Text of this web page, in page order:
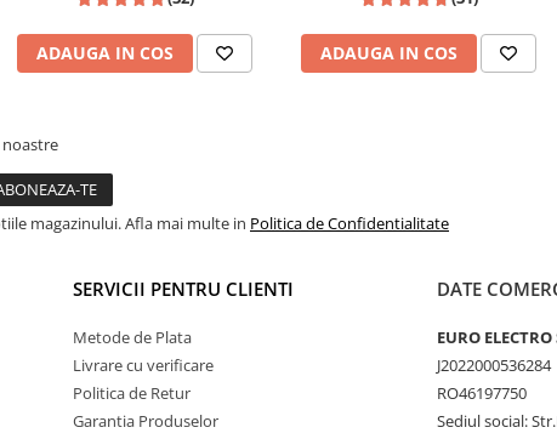
cu unventilator de răcire activ montat
premium asigură disiparea eficientă
și menținând performanța constantă a
Polo, Tiguan, Touran
ADAUGA IN COS
dedicata Golf 5, Golf 6, Jetta,
Passat B6, CC, B7, Polo, Tiguan,
Touran, Skoda, Seat
ADAUGA IN COS
magazinului. Afla mai multe in Politica de Confidentialitate
SERVICII PENTRU CLIENTI
Metode de Plata
Livrare cu verificare
Politica de Retur
Garantia Produselor
DATE
EURO ELECTRO
J2022000536284
RO46197750
Sediul social: